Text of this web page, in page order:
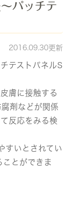
パッチテ
2016.09.30更新
テストパネルS
膚に接触する
剤などが関係
反応をみる検
すいとされてい
とができま